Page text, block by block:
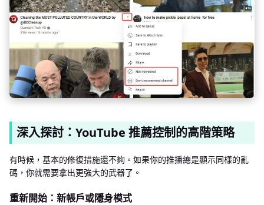
深入探討：YouTube 推薦控制的高階策略
有時候，基本的修復措施還不夠。如果你的推播總是顯示同樣的亂
碼，你就需要拿出更強大的武器了。
重新開始：新帳戶或隱身模式